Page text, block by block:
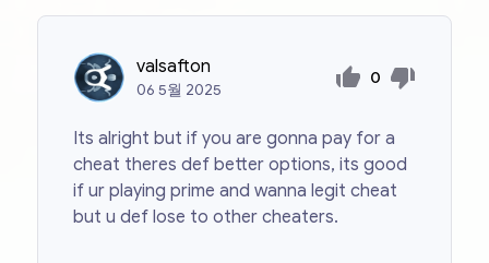
valsafton
065월 2025
0
Its alright but if you are gonna pay for a
cheat theres def better options, its good
if ur playing prime and wanna legit cheat
but u def lose to other cheaters.